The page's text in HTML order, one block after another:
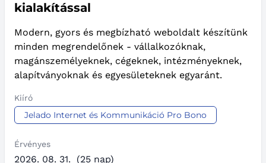
kialakítással
Modern, gyors és megbízható weboldalt készítünk
minden megrendelőnek - vállalkozóknak,
magánszemélyeknek, cégeknek, intézményeknek,
alapítványoknak és egyesületeknek egyaránt.
Kiíró
Jelado Internet és Kommunikáció Pro Bono
Érvényes
2026. 08. 31. (25 nap)